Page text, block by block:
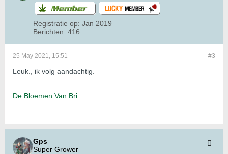
Registratie op: Jan 2019
Berichten: 416
#3
25 May 2021, 15:51
Leuk., ik volg aandachtig.
De Bloemen Van Bri
Gps
Super Grower